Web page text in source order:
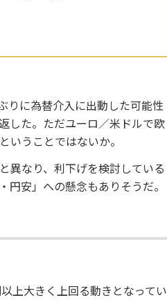
りに為替介入に出動した可能性
した。ただユーロ／米ドルで欧
いうことではないか。
異なり、利下げを検討している
安」への懸念もありそうだ。
上大きく上回る動きとなってい